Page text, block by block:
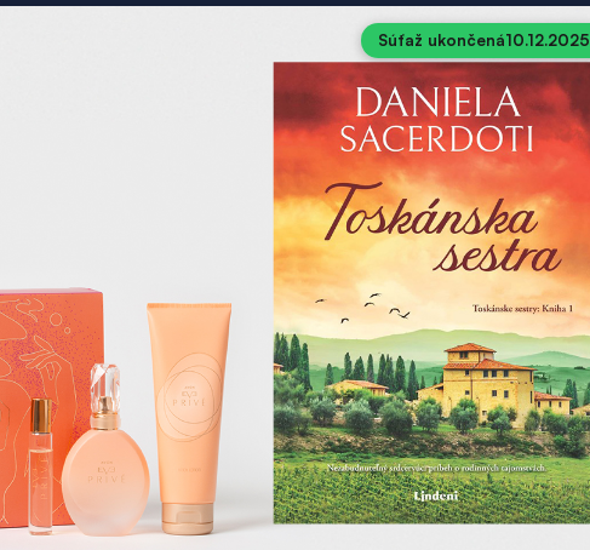
Súťaž ukončená10.12.2025